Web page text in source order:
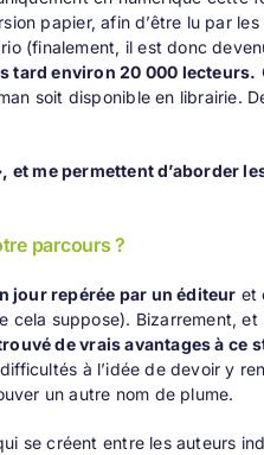
papier, afin d’être lu par
(finalement, il est donc
tard environ 20 000 lecteurs.
soit disponible en librairie.
me permettent d’aborder
parcours ?
jour repérée par un éditeur et
suppose). Bizarrement,
de vrais avantages à ce
à l’idée de devoir y
un autre nom de plume.
se créent entre les auteurs